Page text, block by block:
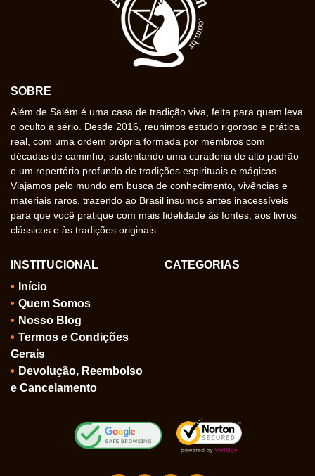
SOBRE
Além de Salém é uma casa de tradição viva, feita para quem leva
o oculto a sério. Desde 2016, reunimos estudo rigoroso e prática
real, com uma ordem própria formada por membros com
décadas de caminho, sustentando uma curadoria de alto padrão
e um repertório profundo de tradições espirituais e mágicas.
Viajamos pelo mundo em busca de conhecimento, vivências e
materiais raros, trazendo ao Brasil insumos antes inacessíveis
para que você pratique com mais fidelidade às fontes, aos livros
clássicos e às tradições originais.
INSTITUCIONAL
Início
Quem Somos
Nosso Blog
Termos e Condições
Gerais
Devolução, Reembolso
e Cancelamento
CATEGORIAS